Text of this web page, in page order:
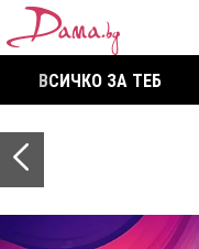
ВСИЧКО ЗА ТЕБ